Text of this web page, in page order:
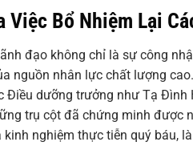
Việc Bổ Nhiệm Lại
đạo không chỉ là sự công
nguồn nhân lực chất lượng
Điều dưỡng trưởng như Tạ
trụ cột đã chứng minh được
nghiệm thực tiễn quý báu,